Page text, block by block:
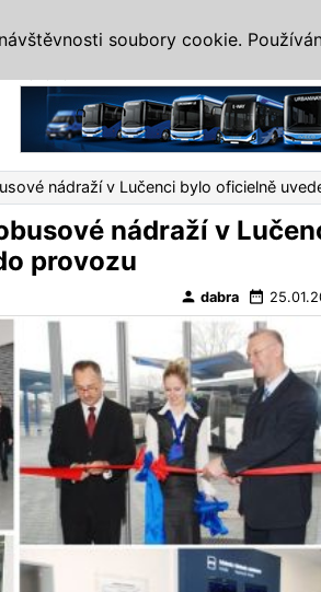
nádraží v Lučenci bylo oficielně
nádraží v
provozu
person dabra date_range
soubory cookie.